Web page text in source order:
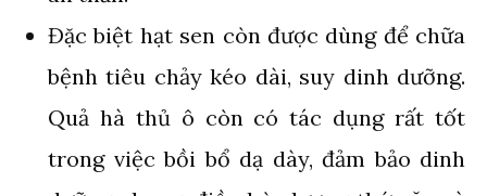
Đặc biệt hạt sen còn được dùng để chữa
bệnh tiêu chảy kéo dài, suy dinh dưỡng.
Quả hà thủ ô còn có tác dụng rất tốt
trong việc bồi bổ dạ dày, đảm bảo dinh